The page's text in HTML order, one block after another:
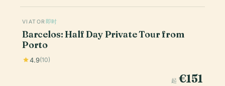
VIATOR 即时
Barcelos: Half Day Private Tour from
Porto
4.9(10)
起 €151